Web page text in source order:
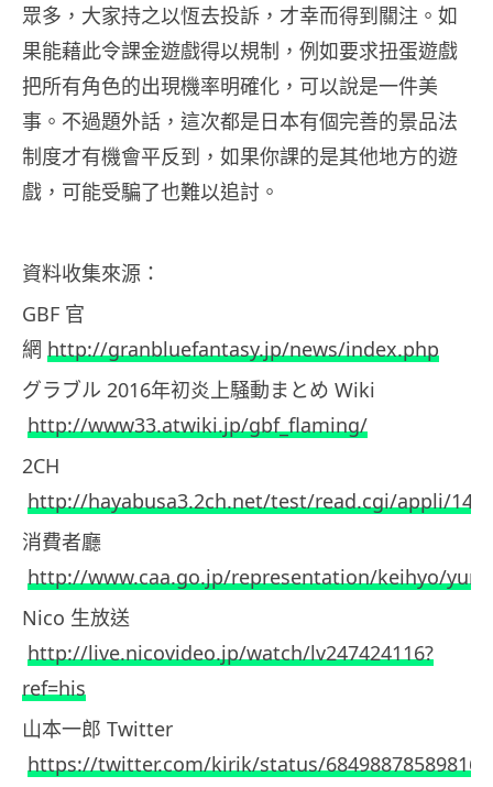
眾多，大家持之以恆去投訴，才幸而得到關注。如
果能藉此令課金遊戲得以規制，例如要求扭蛋遊戲
把所有角色的出現機率明確化，可以說是一件美
事。不過題外話，這次都是日本有個完善的景品法
制度才有機會平反到，如果你課的是其他地方的遊
戲，可能受騙了也難以追討。
資料收集來源：
GBF 官
網 http://granbluefantasy.jp/news/index.php
グラブル 2016年初炎上騒動まとめ Wiki
http://www33.atwiki.jp/gbf_flaming/
2CH
http://hayabusa3.2ch.net/test/read.cgi/appli/
消費者廳
http://www.caa.go.jp/representation/keihyo/
Nico 生放送
http://live.nicovideo.jp/watch/lv247424116?
ref=his
山本一郎 Twitter
https://twitter.com/kirik/status/